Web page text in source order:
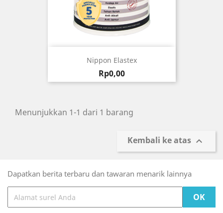
Nippon Elastex
Harga
Rp0,00
Menunjukkan 1-1 dari 1 barang
Kembali ke atas 
Dapatkan berita terbaru dan tawaran menarik lainnya